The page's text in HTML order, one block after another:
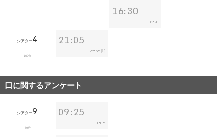
16:30
~18:20
シアター4
102分
21:05
~ 22:55 [L]
口に関するアンケート
シアター9
89分
09:25
~11:05